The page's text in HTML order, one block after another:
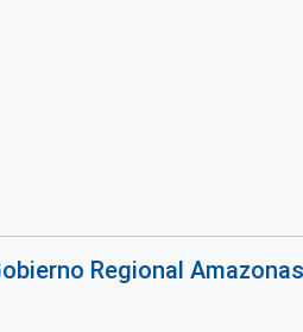
Regional Amazonas